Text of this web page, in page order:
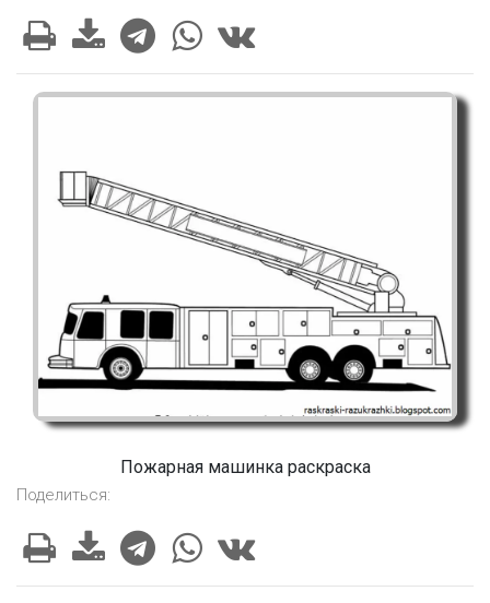
Пожарная машинка раскраска
Поделиться: